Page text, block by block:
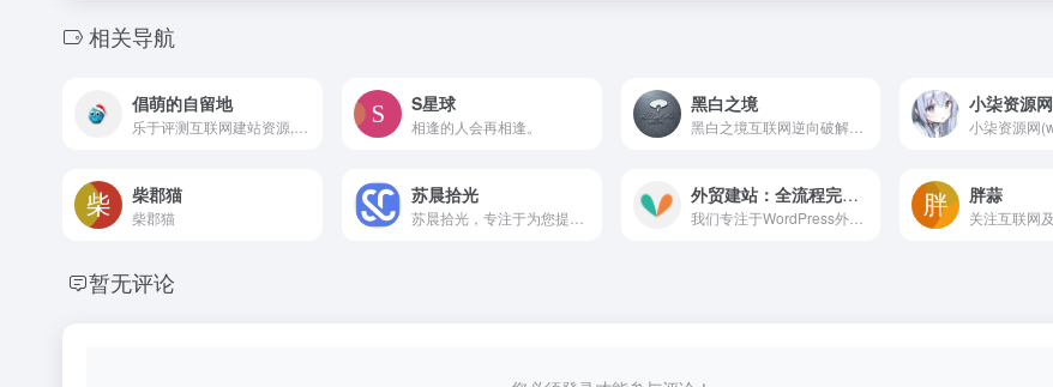
相关导航
倡萌的自留地 S星球
相逢的人会再相逢。
黑白之境
黑白之境互联网逆向破解基地，专注于网络各种类型引流推广营销协议软件逆向脱壳破解，网站建设，二次加密，小程序搭建，APP开发等业务，长期分享计算机编程技术，教程，网站源码，视频课程，引流营销等破解版软件，为广大同行提供高质量教学视频，逆向工具及思路分析等虚拟资源，帮助编程基础学员快速入门，明确发展方向，技术提升。
小柒资源网
柴郡猫
柴郡猫
苏晨拾光 外贸建站：全流程完整教程（2026） – LOYSEO
我们专注于WordPress外贸建站，这里有100+篇系统的免费外贸建站教程和SEO教程，覆盖域名、建站主机、WordPress主题、插件、网站模板、免费Google SEO小工具，让你系统了解网站建设全流程。
胖蒜
暂无评论